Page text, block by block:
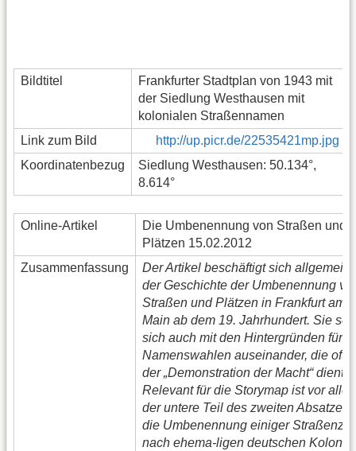
Bildtitel
Frankfurter Stadtplan von 1943 mit
der Siedlung Westhausen mit
kolonialen Straßennamen
Link zum Bild
http://up.picr.de/22535421mp.jpg
Koordinatenbezug
Siedlung Westhausen: 50.134°,
8.614°
Online-Artikel
Die Umbenennung von Straßen und
Plätzen 15.02.2012
Zusammenfassung
Der Artikel beschäftigt sich allgemein
der Geschichte der Umbenennung
Straßen und Plätzen in Frankfurt am
Main ab dem 19. Jahrhundert. Sie
sich auch mit den Hintergründen für
Namenswahlen auseinander, die
der „Demonstration der Macht“
Relevant für die Storymap ist vor
der untere Teil des zweiten Absatzes,
die Umbenennung einiger
nach ehema-ligen deutschen